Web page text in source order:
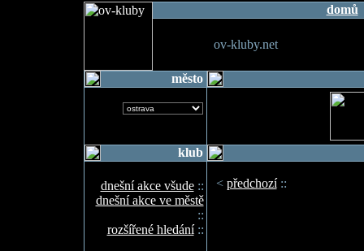
domů
ov-kluby.net
město
klub
dnešní akce všude::
dnešní akce ve městě
::
rozšířené hledání::
< předchozí::